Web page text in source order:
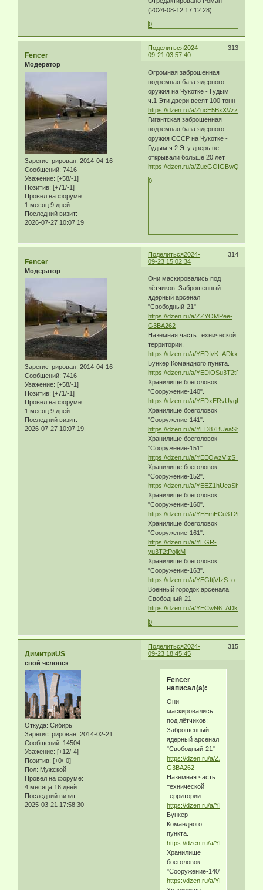
(2024-08-12 17:12:28)
0
Поделиться 313
2024-
09-21 03:57:40
Fencer
Модератор
Зарегистрирован: 2014-04-16
Сообщений: 7416
Уважение: [+58/-1]
Позитив: [+71/-1]
Провел на форуме:
1 месяц 9 дней
Последний визит:
2026-07-27 10:07:19
Огромная заброшенная
подземная база ядерного
оружия на Чукотке - Гудым
ч.1 Эти двери весят 100 тонн
https://dzen.ru/a/ZucE5BxXVzzk3rDc
Гигантская заброшенная
подземная база ядерного
оружия СССР на Чукотке -
Гудым ч.2 Эту дверь не
открывали больше 20 лет
https://dzen.ru/a/
0
Поделиться 314
2024-
09-23 15:02:34
Fencer
Модератор
Зарегистрирован: 2014-04-16
Сообщений: 7416
Уважение: [+58/-1]
Позитив: [+71/-1]
Провел на форуме:
1 месяц 9 дней
Последний визит:
2026-07-27 10:07:19
Они маскировались под
лётчиков: Заброшенный
ядерный арсенал
"Свободный-21"
https://dzen.ru/a/ZZYOMPee-
G3BA262
Наземная часть технической
территории.
https://dzen.ru/a/YEDIvK_ADkxlzaOK
Бункер Командного пункта.
https://dzen.ru/a/YEDiOSu3T2tPubsI
Хранилище боеголовок
"Сооружение-140".
https://dzen.ru/a/YEDxERvUygUITDsX
Хранилище боеголовок
"Сооружение-141".
https://dzen.ru/a/YED87BUeaSh3n1bk
Хранилище боеголовок
"Сооружение-151".
https://dzen.ru/a/YEEOwzVIzS_oZxQ-
Хранилище боеголовок
"Сооружение-152".
https://dzen.ru/a/YEEZ1hUeaSh32Pub
Хранилище боеголовок
"Сооружение-160".
https://dzen.ru/a/YEEmECu3T2tPQM4v
Хранилище боеголовок
"Сооружение-161".
https://dzen.ru/a/YEGR-
yu3T2tPojkM
Хранилище боеголовок
"Сооружение-163".
https://dzen.ru/a/YEGftjVIzS_o_Q8W
Военный городок арсенала
Свободный-21
https://dzen.ru/a/YECwN6_ADkxlmFNM
0
Поделиться 315
2024-
09-23 18:45:45
ДимитриUS
свой человек
Откуда: Сибирь
Зарегистрирован: 2014-02-21
Сообщений: 14504
Уважение: [+12/-4]
Позитив: [+0/-0]
Пол: Мужской
Провел на форуме:
4 месяца 16 дней
Последний визит:
2025-03-21 17:58:30
Fencer
написал(а):
Они
маскировались
под лётчиков:
Заброшенный
ядерный арсенал
"Свободный-21"
https://dzen.ru/a/ZZYOMPee-
G3BA262
Наземная часть
технической
территории.
https://dzen.ru/a/
Бункер
Командного
пункта.
https://dzen.ru/a/
Хранилище
боеголовок
"Сооружение-140".
https://dzen.ru/a/